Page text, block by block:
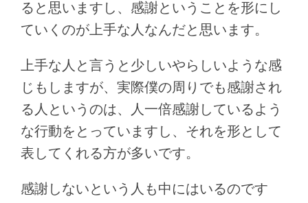
ると思いますし、感謝ということを形にし
ていくのが上手な人なんだと思います。
上手な人と言うと少しいやらしいような感
じもしますが、実際僕の周りでも感謝され
る人というのは、人一倍感謝しているよう
な行動をとっていますし、それを形として
表してくれる方が多いです。
感謝しないという人も中にはいるのです